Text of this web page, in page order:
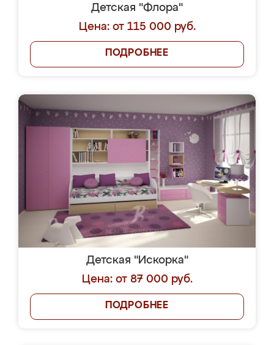
Детская "Флора"
Цена: от 115 000 руб.
ПОДРОБНЕЕ
Детская "Искорка"
Цена: от 87 000 руб.
ПОДРОБНЕЕ